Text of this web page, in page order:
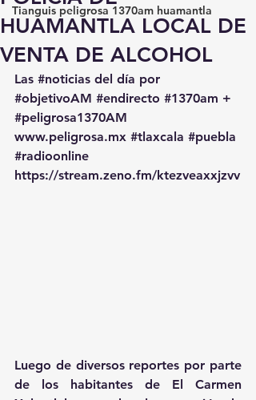
Tianguis peligrosa 1370am huamantla
HUAMANTLA LOCAL DE
VENTA DE ALCOHOL
Las #noticias del día por
#objetivoAM #endirecto #1370am +
#peligrosa1370AM
www.peligrosa.mx #tlaxcala #puebla
#radioonline
https://stream.zeno.fm/ktezveaxxjzvv
Luego de diversos reportes por parte
de los habitantes de El Carmen